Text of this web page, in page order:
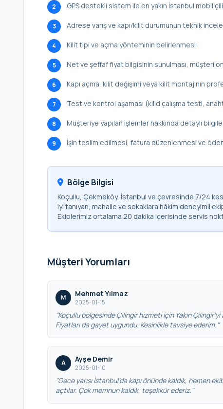
2 GPS destekli sistem ile en yakın İstanbul mobil
3 Adrese varış ve kapı/kilit durumunun teknik
4 Kilit tipi ve açma yönteminin belirlenmesi
5 Net ve şeffaf fiyat bilgisinin sunulması, müşteri
6 Kapı açma, kilit değişimi veya kilit montajının
7 Test ve kontrol aşaması (kilid çalışma testi,
8 Müşteriye yapılan işlemler hakkında detaylı
9 İşin teslim edilmesi, fatura düzenlenmesi ve
Bölge Bilgisi
Koçullu, Çekmeköy, İstanbul ve çevresinde 7/24
iyi tanıyan, mahalle ve sokaklara hâkim deneyimli
Ekiplerimiz ortalama 20 dakika içerisinde servis
Müşteri Yorumları
M Mehmet Yılmaz
2025-01-15
"Koçullu bölgesinde Çilingir hizmeti için Yakın
Fiyatları da gayet uygundu. Kesinlikle tavsiye ederim."
A Ayşe Demir
2025-01-10
"Gece yarısı İstanbul’da kapı önünde kaldık, hemen
açtılar. Çok memnun kaldık, teşekkür ederiz."